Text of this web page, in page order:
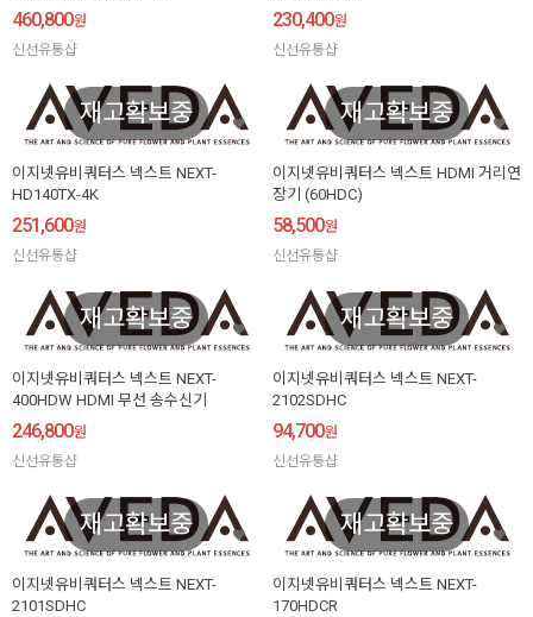
460,800원
신선유통샵
230,400원
신선유통샵
재고확보중
이지넷유비쿼터스 넥스트 NEXT-
HD140TX-4K
251,600원
신선유통샵
재고확보중
이지넷유비쿼터스 넥스트 HDMI 거리연
장기 (60HDC)
58,500원
신선유통샵
재고확보중
이지넷유비쿼터스 넥스트 NEXT-
400HDW HDMI 무선 송수신기
246,800원
신선유통샵
재고확보중
이지넷유비쿼터스 넥스트 NEXT-
2102SDHC
94,700원
신선유통샵
재고확보중
이지넷유비쿼터스 넥스트 NEXT-
2101SDHC
재고확보중
이지넷유비쿼터스 넥스트 NEXT-
170HDCR